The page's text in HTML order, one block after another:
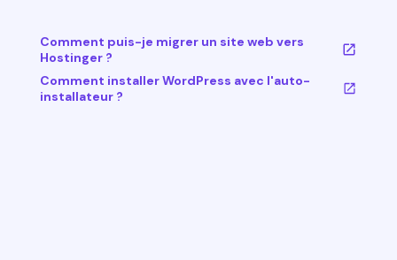
Comment puis-je migrer un site web vers
Hostinger ?
Comment installer WordPress avec l'auto-
installateur ?